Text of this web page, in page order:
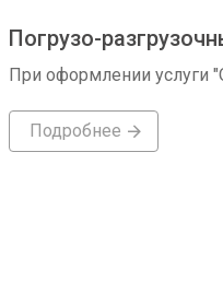
Погрузо-
При оформлении услуги
Подробнее